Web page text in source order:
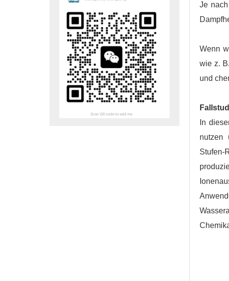
Je
Wenn
wie z.
und
In
nutzen